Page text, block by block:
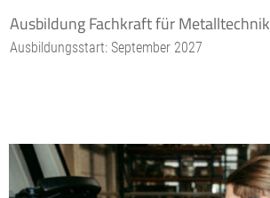
Ausbildung Fachkraft für Metalltechnik
Ausbildungsstart: September 2027